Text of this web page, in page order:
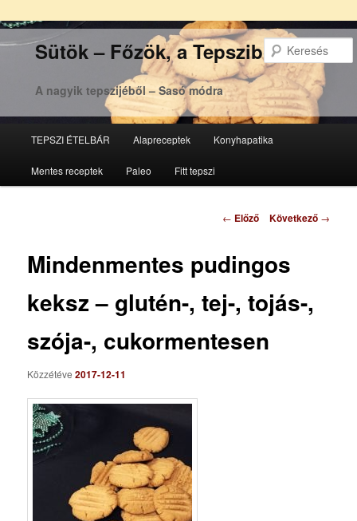
Sütök – Főzök, a Tepsziből
A nagyik tepszijéből – Sasó módra
Tovább
az
Tovább
a
TEPSZI ÉTELBÁR Alapreceptek Konyhapatika
Mentes receptek Paleo Fitt tepszi
Bejegyzés
← Előző Következő →
Mindenmentes pudingos
keksz – glutén-, tej-, tojás-,
szója-, cukormentesen
Közzétéve2017-12-11